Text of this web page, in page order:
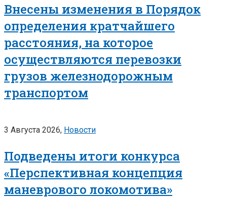
Внесены изменения в Порядок
определения кратчайшего
расстояния, на которое
осуществляются перевозки
грузов железнодорожным
транспортом
3 Августа 2026, Новости
Подведены итоги конкурса
«Перспективная концепция
маневрового локомотива»